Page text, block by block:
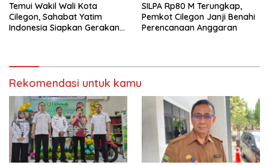
Temui Wakil Wali Kota
Cilegon, Sahabat Yatim
Indonesia Siapkan Gerakan
SILPA Rp80 M Terungkap,
Pemkot Cilegon Janji Benahi
Perencanaan Anggaran
Rekomendasi untuk kamu